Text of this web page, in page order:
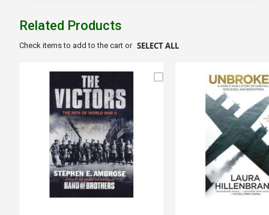
the
gallery
Related Products
Check items to add to the cart or SELECT ALL